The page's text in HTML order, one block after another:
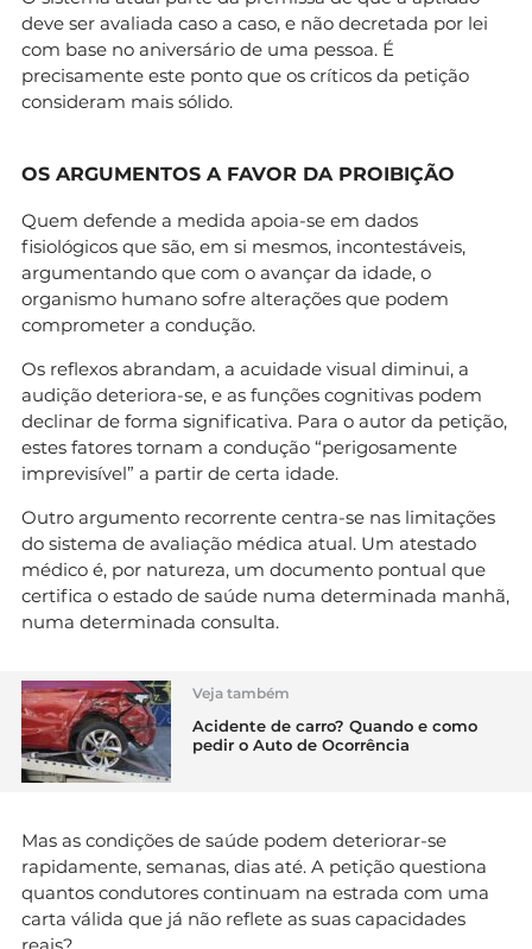
deve ser avaliada caso a caso, e não decretada por lei
com base no aniversário de uma pessoa. É
precisamente este ponto que os críticos da petição
consideram mais sólido.
OS ARGUMENTOS A FAVOR DA PROIBIÇÃO
Quem defende a medida apoia-se em dados
fisiológicos que são, em si mesmos, incontestáveis,
argumentando que com o avançar da idade, o
organismo humano sofre alterações que podem
comprometer a condução.
Os reflexos abrandam, a acuidade visual diminui, a
audição deteriora-se, e as funções cognitivas podem
declinar de forma significativa. Para o autor da petição,
estes fatores tornam a condução “perigosamente
imprevisível” a partir de certa idade.
Outro argumento recorrente centra-se nas limitações
do sistema de avaliação médica atual. Um atestado
médico é, por natureza, um documento pontual que
certifica o estado de saúde numa determinada manhã,
numa determinada consulta.
Veja também
Acidente de carro? Quando e como
pedir o Auto de Ocorrência
Mas as condições de saúde podem deteriorar-se
rapidamente, semanas, dias até. A petição questiona
quantos condutores continuam na estrada com uma
carta válida que já não reflete as suas capacidades
reais?